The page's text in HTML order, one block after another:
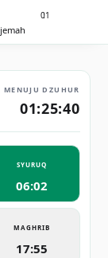
21
0
MENUJU DZUHUR
01:25:40
SYURUQ
06:02
MAGHRIB
17:55